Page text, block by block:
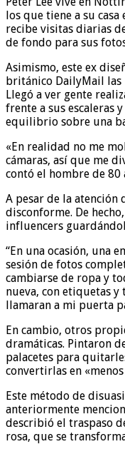
los que tiene a su
recibe visitas diarias
de fondo para sus
Asimismo, este ex
británico DailyMail
Llegó a ver gente
frente a sus escaleras
equilibrio sobre una
«En realidad no me
cámaras, así que me
contó el hombre de 80
A pesar de la atención
disconforme. De
influencers
“En una ocasión, una
sesión de fotos
cambiarse de ropa y
nueva, con etiquetas
llamaran a mi puerta
En cambio, otros
dramáticas. Pintaron
palacetes para
convertirlas en
Este método de
anteriormente
describió el traspaso
rosa, que se